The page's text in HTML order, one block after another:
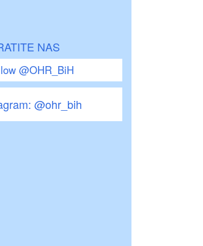
NAS
@OHR_BiH
@ohr_bih